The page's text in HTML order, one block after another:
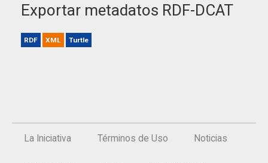
Exportar metadatos RDF-DCAT
RDF XML Turtle
La Iniciativa Términos de Uso Noticias